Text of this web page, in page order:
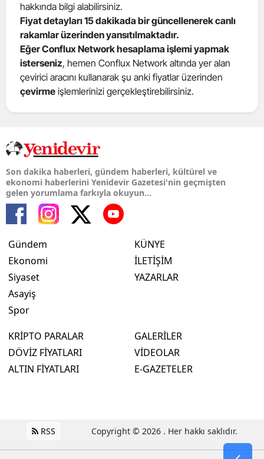
hakkında bilgi alabilirsiniz.
Fiyat detayları 15 dakikada bir güncellenerek canlı
rakamlar üzerinden yansıtılmaktadır.
Eğer Conflux Network hesaplama işlemi yapmak
isterseniz, hemen Conflux Network altında yer alan
çevirici aracını kullanarak şu anki fiyatlar üzerinden
çevirme işlemlerinizi gerçekleştirebilirsiniz.
Son dakika haberleri, gündem haberleri, kültürel ve
ekonomi haberlerini Yenidevir Gazetesi'nin geçmişten
gelen yorumlama farkıyla okuyun...
Gündem
Ekonomi
Siyaset
Asayiş
Spor
KÜNYE
İLETİŞİM
YAZARLAR
KRİPTO PARALAR
DÖVİZ FİYATLARI
ALTIN FİYATLARI
GALERİLER
VİDEOLAR
E-GAZETELER
RSS Copyright © 2026 . Her hakkı saklıdır.